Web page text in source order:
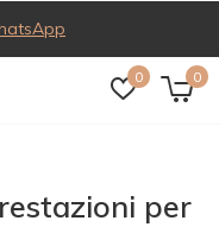
0 0
per